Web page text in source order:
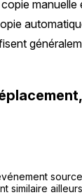
manuelle
similaire ailleurs